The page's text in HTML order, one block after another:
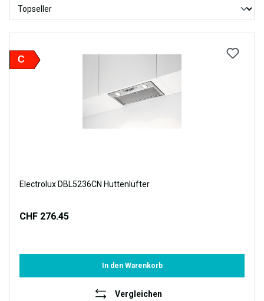
C
Electrolux DBL5236CN Huttenlüfter
CHF 276.45
In den Warenkorb
Vergleichen